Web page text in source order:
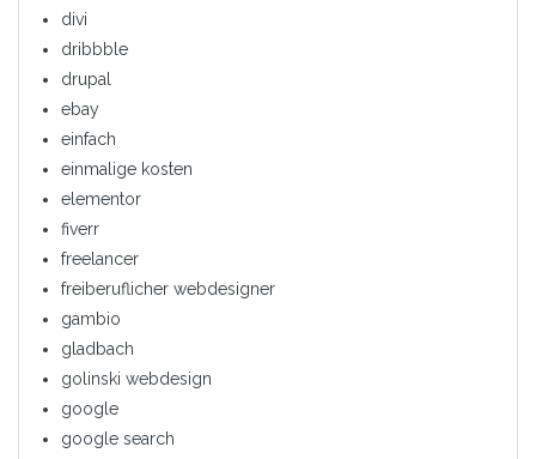
divi
dribbble
drupal
ebay
einfach
einmalige kosten
elementor
fiverr
freelancer
freiberuflicher webdesigner
gambio
gladbach
golinski webdesign
google
google search